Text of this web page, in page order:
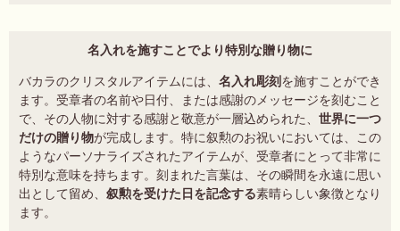
名入れを施すことでより特別な贈り物に
バカラのクリスタルアイテムには、 名入れ彫刻 を施すことができ
ます。受章者の名前や日付、または感謝のメッセージを刻むこと
で、その人物に対する感謝と敬意が一層込められた、 世界に一つ
だけの贈り物が完成します。特に叙勲のお祝いにおいては、この
ようなパーソナライズされたアイテムが、受章者にとって非常に
特別な意味を持ちます。刻まれた言葉は、その瞬間を永遠に思い
出として留め、 叙勲を受けた日を記念する素晴らしい象徴となり
ます。